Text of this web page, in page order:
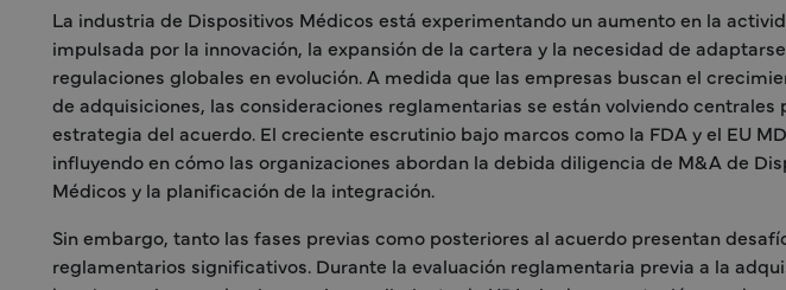
La industria de Dispositivos Médicos está experimentando un aumento en la
impulsada por la innovación, la expansión de la cartera y la necesidad de
regulaciones globales en evolución. A medida que las empresas buscan el
de adquisiciones, las consideraciones reglamentarias se están volviendo centrales
estrategia del acuerdo. El creciente escrutinio bajo marcos como la FDA y el EU
influyendo en cómo las organizaciones abordan la debida diligencia de M&A de
Médicos y la planificación de la integración.
Sin embargo, tanto las fases previas como posteriores al acuerdo presentan
reglamentarios significativos. Durante la evaluación reglamentaria previa a la